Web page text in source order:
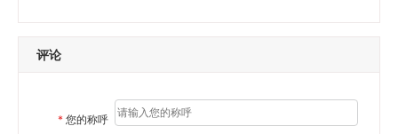
评论
* 您的称呼